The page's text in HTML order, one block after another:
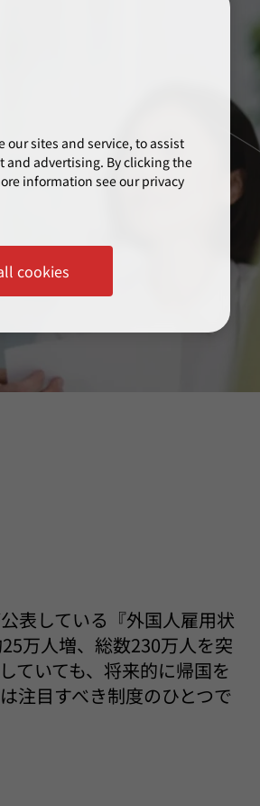
表している『外国人雇用状
万人増、総数230万人を突
ていても、将来的に帰国を
注目すべき制度のひとつで
sites and service, to assist
advertising. By clicking the
information see our privacy
cookies